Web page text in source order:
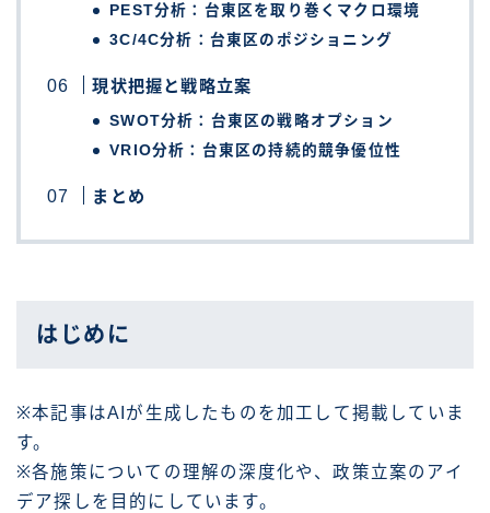
PEST分析：台東区を取り巻くマクロ環境
3C/4C分析：台東区のポジショニング
現状把握と戦略立案
SWOT分析：台東区の戦略オプション
VRIO分析：台東区の持続的競争優位性
まとめ
はじめに
※本記事はAIが生成したものを加工して掲載していま
す。
※各施策についての理解の深度化や、政策立案のアイ
デア探しを目的にしています。